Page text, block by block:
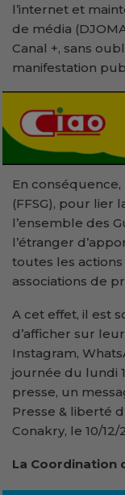
l’internet et
de média
Canal +, sans
manifestation
En conséquence,
(FFSG), pour lier
l’ensemble des
l’étranger
toutes les
associations de
A cet effet, il est
d’afficher sur
Instagram,
journée du lundi
presse, un
Presse &
Conakry, le 10/12/
La Coordination